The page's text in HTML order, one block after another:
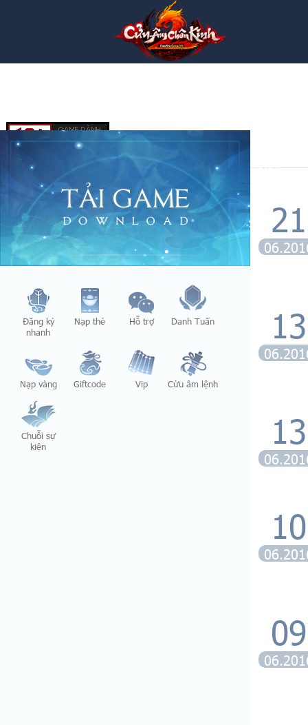
Đăng ký
nhanh
Nạp thẻ Hỗ trợ Danh Tuấn
Nạp vàng Giftcode Vip Cửu âm lệnh
Chuỗi sự
kiện
21
13
13
10
09